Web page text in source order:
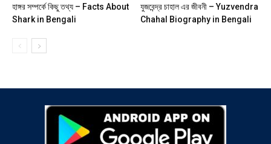
হাঙ্গর সম্পর্কে কিছু তথ্য – Facts About
Shark in Bengali
যুজবেন্দ্র চাহাল এর জীবনী – Yuzvendra
Chahal Biography in Bengali